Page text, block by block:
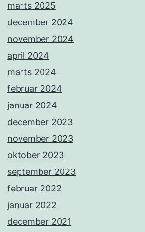
marts 2025
december 2024
november 2024
april 2024
marts 2024
februar 2024
januar 2024
december 2023
november 2023
oktober 2023
september 2023
februar 2022
januar 2022
december 2021